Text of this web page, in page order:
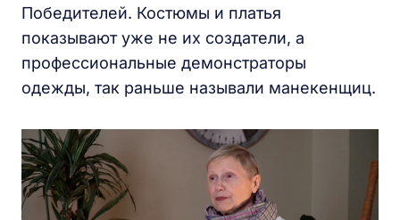
Победителей. Костюмы и платья
показывают уже не их создатели, а
профессиональные демонстраторы
одежды, так раньше называли манекенщиц.